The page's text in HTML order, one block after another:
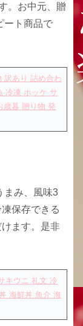
。お中元、贈
ート商品で
訳あり 詰め合わ
冷凍 ホッケ サ
歳暮 贈り物 発
まみ、風味3
保存できる
ます。是非
キウニ 礼文 冷
海鮮丼 魚介 海